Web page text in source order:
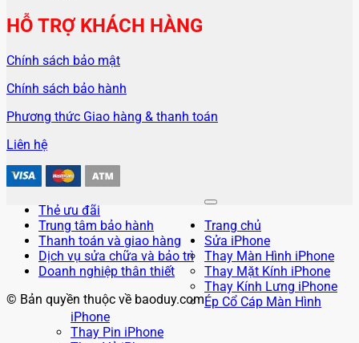
HỖ TRỢ KHÁCH HÀNG
Chính sách bảo mật
Chính sách bảo hành
Phương thức Giao hàng & thanh toán
Liên hệ
Thẻ ưu đãi
Trung tâm bảo hành
Thanh toán và giao hàng
Dịch vụ sửa chữa và bảo trì
Doanh nghiệp thân thiết
© Bản quyền thuộc về baoduy.com
Trang chủ
Sửa iPhone
Thay Màn Hình iPhone
Thay Mặt Kính iPhone
Thay Kính Lưng iPhone
Ép Cổ Cáp Màn Hình
iPhone
Thay Pin iPhone